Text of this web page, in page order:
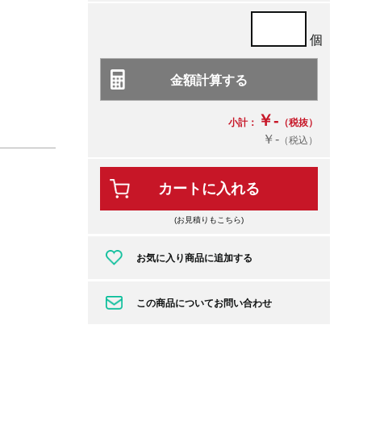
個
小計： ￥- （税抜）
￥-（税込）
カートに入れる
(お見積りもこちら)
お気に入り商品に追加する
この商品についてお問い合わせ